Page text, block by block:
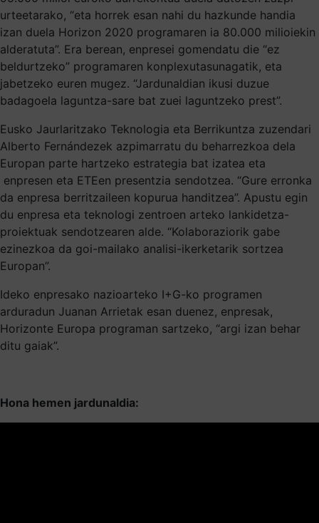
urteetarako, “eta horrek esan nahi du hazkunde handia
izan duela Horizon 2020 programaren ia 80.000 milioiekin
alderatuta”. Era berean, enpresei gomendatu die “ez
beldurtzeko” programaren konplexutasunagatik, eta
jabetzeko euren mugez. “Jardunaldian ikusi duzue
badagoela laguntza-sare bat zuei laguntzeko prest”.
Eusko Jaurlaritzako Teknologia eta Berrikuntza zuzendari
Alberto Fernándezek azpimarratu du beharrezkoa dela
Europan parte hartzeko estrategia bat izatea eta
enpresen eta ETEen presentzia sendotzea. “Gure erronka
da enpresa berritzaileen kopurua handitzea”. Apustu egin
du enpresa eta teknologi zentroen arteko lankidetza-
proiektuak sendotzearen alde. “Kolaboraziorik gabe
ezinezkoa da goi-mailako analisi-ikerketarik sortzea
Europan”.
Ideko enpresako nazioarteko I+G-ko programen
arduradun Juanan Arrietak esan duenez, enpresak,
Horizonte Europa programan sartzeko, “argi izan behar
ditu gaiak”.
Hona hemen jardunaldia: